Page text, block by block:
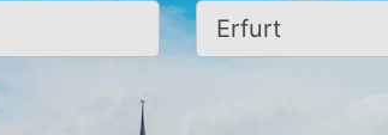
Ort, Stadt